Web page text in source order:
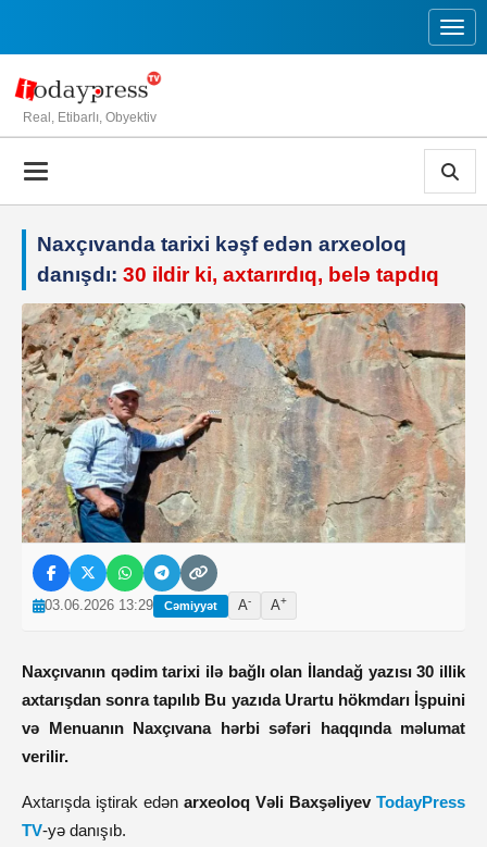
Real, Etibarlı, Obyektiv
Naxçıvanda tarixi kəşf edən arxeoloq
danışdı: 30 ildir ki, axtarırdıq, belə tapdıq
03.06.2026 13:29 Cəmiyyət A- A+
Naxçıvanın qədim tarixi ilə bağlı olan İlandağ yazısı 30 illik
axtarışdan sonra tapılıb Bu yazıda Urartu hökmdarı İşpuini
və Menuanın Naxçıvana hərbi səfəri haqqında məlumat
verilir.
Axtarışda iştirak edən arxeoloq Vəli Baxşəliyev TodayPress
TV-yə danışıb.